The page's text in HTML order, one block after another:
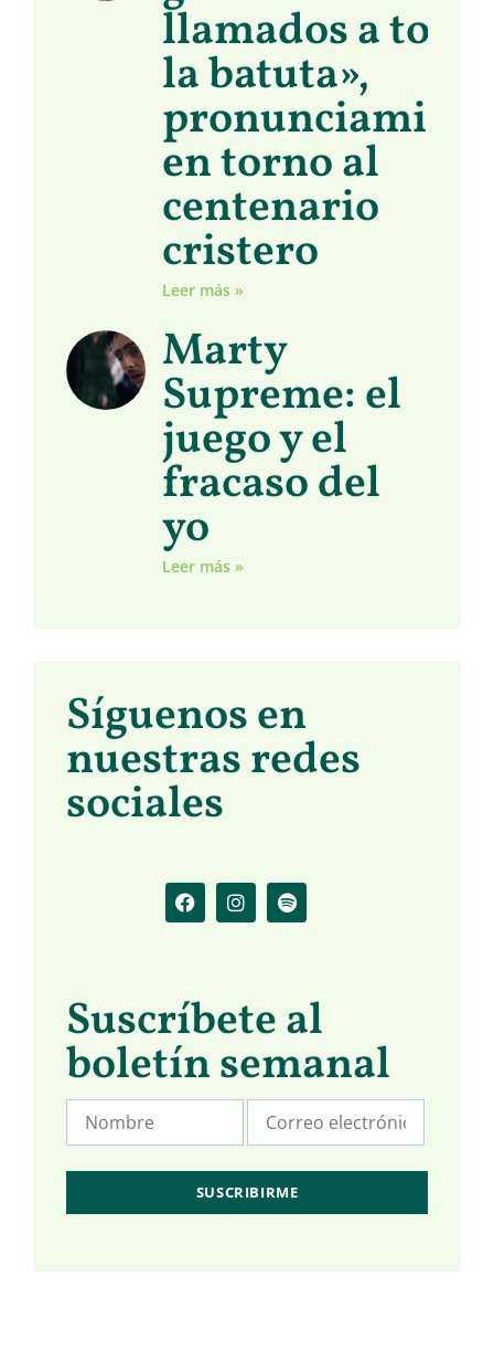
llamados a
la batuta»,
en torno al
centenario
cristero
Leer más »
Marty
Supreme: el
juego y el
fracaso del
yo
Leer más »
Síguenos en
nuestras redes
sociales
Suscríbete al
boletín semanal